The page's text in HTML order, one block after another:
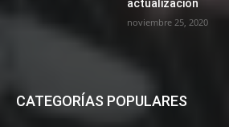
actualización
noviembre 25, 2020
CATEGORÍAS POPULARES